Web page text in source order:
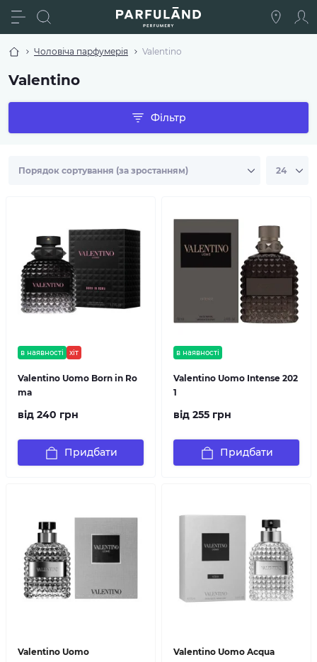
Чоловіча парфумерія Valentino
Valentino
Фільтр
в наявності хіт
Valentino Uomo Born in Ro
ma
від 240 грн
Придбати
в наявності
Valentino Uomo Intense 202
1
від 255 грн
Придбати
Valentino Uomo Valentino Uomo Acqua